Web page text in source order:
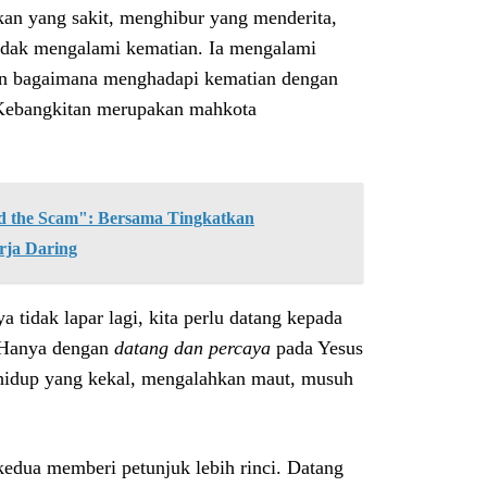
yang sakit, menghibur yang menderita,
mengalami kematian. Ia mengalami
menghadapi kematian dengan
merupakan mahkota
Scam": Bersama Tingkatkan
Daring
tidak lapar lagi, kita perlu datang kepada
dengan datang dan percaya pada Yesus
yang kekal, mengalahkan maut, musuh
memberi petunjuk lebih rinci. Datang